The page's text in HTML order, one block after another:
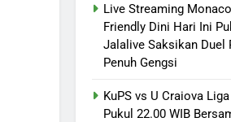
Live Streaming
Friendly Dini Hari Ini
Jalalive Saksikan Duel
Penuh Gengsi
KuPS vs U Craiova
Pukul 22.00 WIB